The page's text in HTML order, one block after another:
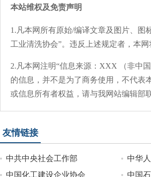
本站维权及免责声明
1.凡本网所有原始/编译文章及图片、图
工业清洗协会”。违反上述规定者，本
2.凡本网注明“信息来源：XXX （非中
的信息，并不是为了商务使用，不代表
或信息所有者权益，请与我网站编辑部
友情链接
中共中央社会工作部
中华
中国化工建设企业协会
中国